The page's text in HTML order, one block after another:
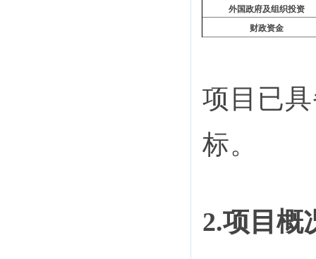
外国政府及组织投资
财政资金
项目已
标。
2.项目概